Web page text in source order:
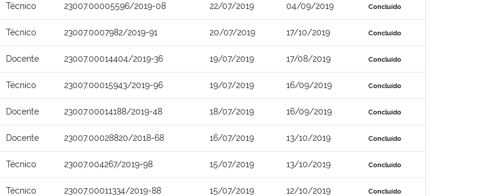
Técnico 23007.00005596/2019-08 22/07/2019 04/09/2019 Concluído
Técnico 23007.0007982/2019-91 20/07/2019 17/10/2019 Concluído
Docente 23007.00014404/2019-36 19/07/2019 17/08/2019 Concluído
Técnico 23007.00015943/2019-96 19/07/2019 16/09/2019 Concluído
Docente 23007.00014188/2019-48 18/07/2019 16/09/2019 Concluído
Docente 23007.00028820/2018-68 16/07/2019 13/10/2019 Concluído
Técnico 23007.004267/2019-98 15/07/2019 13/10/2019 Concluído
Técnico 23007.00011334/2019-88 15/07/2019 12/10/2019 Concluído